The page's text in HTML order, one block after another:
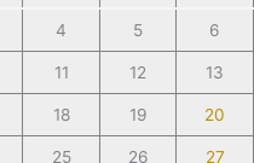
4 5 6
11 12 13
18 19 20
25 26 27